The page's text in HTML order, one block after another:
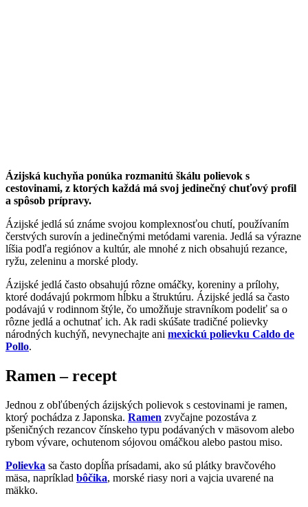
Ázijská kuchyňa ponúka rozmanitú škálu polievok s
cestovinami, z ktorých každá má svoj jedinečný chuťový profil
a spôsob prípravy.
Ázijské jedlá sú známe svojou komplexnosťou chutí, používaním
čerstvých surovín a jedinečnými metódami varenia. Jedlá sa výrazne
líšia podľa regiónov a kultúr, ale mnohé z nich obsahujú rezance,
ryžu, zeleninu a morské plody.
Ázijské jedlá často obsahujú rôzne omáčky, koreniny a prílohy,
ktoré dodávajú pokrmom hĺbku a štruktúru. Ázijské jedlá sa často
podávajú v rodinnom štýle, čo umožňuje stravníkom podeliť sa o
rôzne jedlá a ochutnať ich. Ak radi skúšate tradičné polievky
národných kuchýň, nevynechajte ani mexickú polievku Caldo de
Pollo.
Ramen – recept
Jednou z obľúbených ázijských polievok s cestovinami je ramen,
ktorý pochádza z Japonska. Ramen zvyčajne pozostáva z
pšeničných rezancov čínskeho typu podávaných v mäsovom alebo
rybom vývare, ochutenom sójovou omáčkou alebo pastou miso.
Polievka sa často dopĺňa prísadami, ako sú plátky bravčového
mäsa, napríklad bôčika, morské riasy nori a vajcia uvarené na
mäkko.